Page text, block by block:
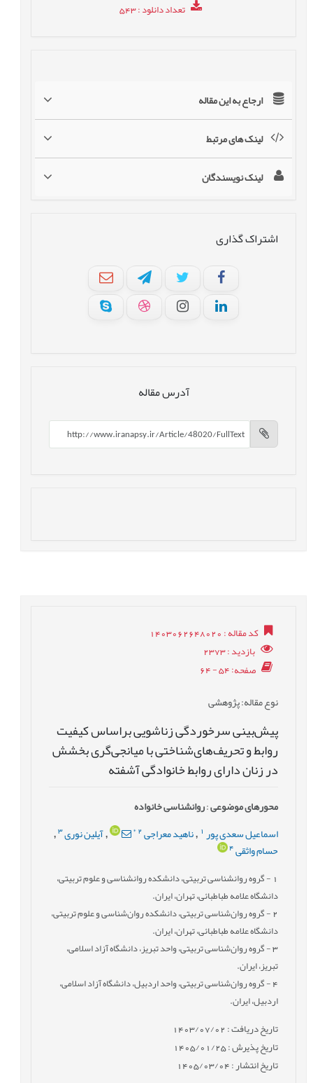
تعداد دانلود: 543
ارجاع به این مقاله
لینک های مرتبط
لینک نویسندگان
اشتراک گذاری
آدرس مقاله
کد مقاله: 1403062648020
بازدید: 2373
صفحه: 54 - 64
نوع مقاله: پژوهشی
پیش‌‌بینی سرخوردگی زناشویی براساس کیفیت
روابط و تحریف‌‌های‌‌شناختی با میانجی‌‌گری بخشش
در زنان دارای روابط خانوادگی آشفته
محورهای موضوعی:روانشناسی خانواده
اسماعیل سعدی پور , ناهید معراجی 2
*
,آیلین نوری 3
,
حسام واثقی 4
- گروه روانشناسی تربیتی، دانشکده روانشناسی و علوم تربیتی،
دانشگاه علامه طباطبائی، تهران، ایران.
2- گروه روان‌شناسی تربیتی، دانشکده روان‌شناسی و علوم تربیتی،
دانشگاه علامه طباطبائی، تهران، ایران.
3- گروه روان‌شناسی تربیتی، واحد تبریز، دانشگاه آزاد اسلامی،
تبریز، ایران.
4- گروه روان‌شناسی تربیتی، واحد اردبیل، دانشگاه آزاد اسلامی،
اردبیل، ایران.
تاریخ دریافت : 1403/07/02
تاریخ پذیرش : 1405/01/25
تاریخ انتشار : 1405/03/04